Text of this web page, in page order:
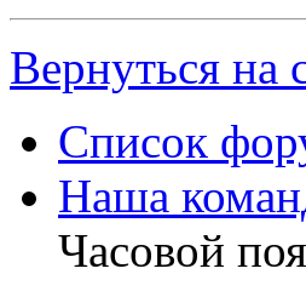
Вернуться на
Список
Наша
Часовой